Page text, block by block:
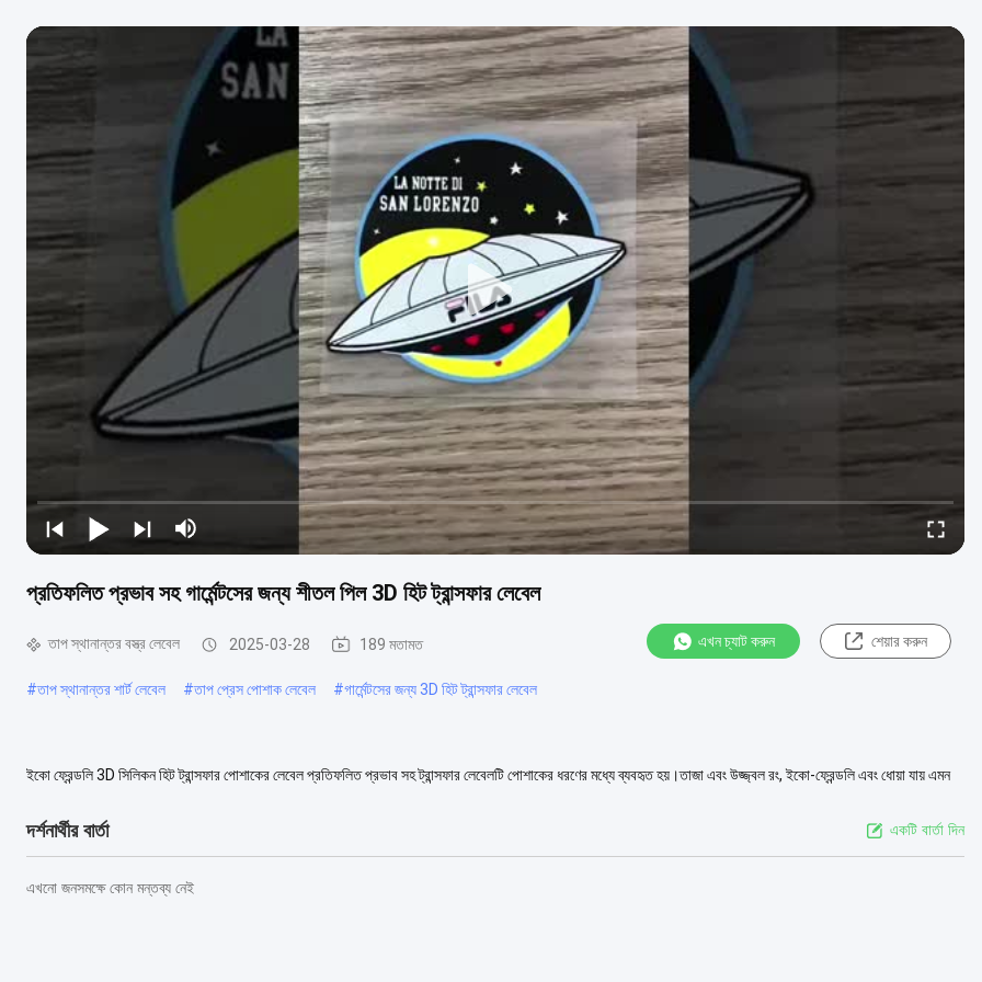
প্রতিফলিত প্রভাব সহ গার্মেন্টসের জন্য শীতল পিল 3D হিট ট্রান্সফার লেবেল
তাপ স্থানান্তর বস্ত্র লেবেল 2025-03-28 189 মতামত এখন চ্যাট করুন শেয়ার করুন
#তাপ স্থানান্তর শার্ট লেবেল #তাপ প্রেস পোশাক লেবেল #গার্মেন্টসের জন্য 3D হিট ট্রান্সফার লেবেল
ইকো ফ্রেন্ডলি 3D সিলিকন হিট ট্রান্সফার পোশাকের লেবেল প্রতিফলিত প্রভাব সহ ট্রান্সফার লেবেলটি পোশাকের ধরণের মধ্যে ব্যবহৃত হয়।তাজা এবং উজ্জ্বল রং, ইকো-ফ্রেন্ডলি এবং ধোয়া যায় এমন
দর্শনার্থীর বার্তা একটি বার্তা দিন
এখনো জনসমক্ষে কোন মন্তব্য নেই